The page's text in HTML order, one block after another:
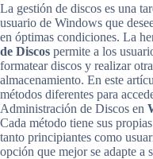
La gestión de discos es una
usuario de Windows que
en óptimas condiciones. La
de Discos permite a los
formatear discos y realizar
almacenamiento. En este
métodos diferentes para
Administración de Discos en
Cada método tiene sus
tanto principiantes como
opción que mejor se adapte a